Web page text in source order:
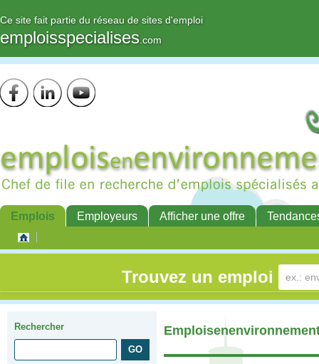
Ce site fait partie du réseau de sites d'emploi
emploisspecialises .com
Emplois Employeurs Afficher une offre
Trouvez un emploi
Rechercher